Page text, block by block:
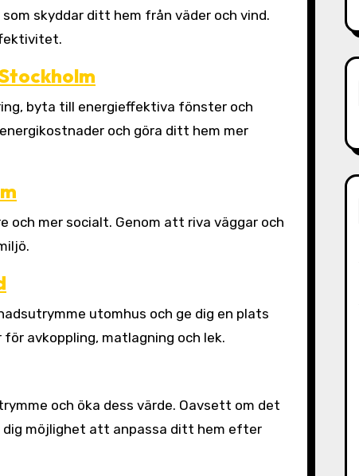
skyddar ditt hem från väder och vind.
byta till energieffektiva fönster och
och göra ditt hem mer
och mer socialt. Genom att riva väggar och
utomhus och ge dig en plats
avkoppling, matlagning och lek.
och öka dess värde. Oavsett om det
möjlighet att anpassa ditt hem efter